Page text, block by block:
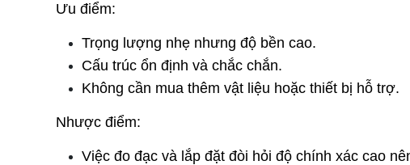
Ưu điểm:
Trọng lượng nhẹ nhưng độ bền cao.
Cấu trúc ổn định và chắc chắn.
Không cần mua thêm vật liệu hoặc thiết bị hỗ trợ.
Nhược điểm:
Việc đo đạc và lắp đặt đòi hỏi độ chính xác cao